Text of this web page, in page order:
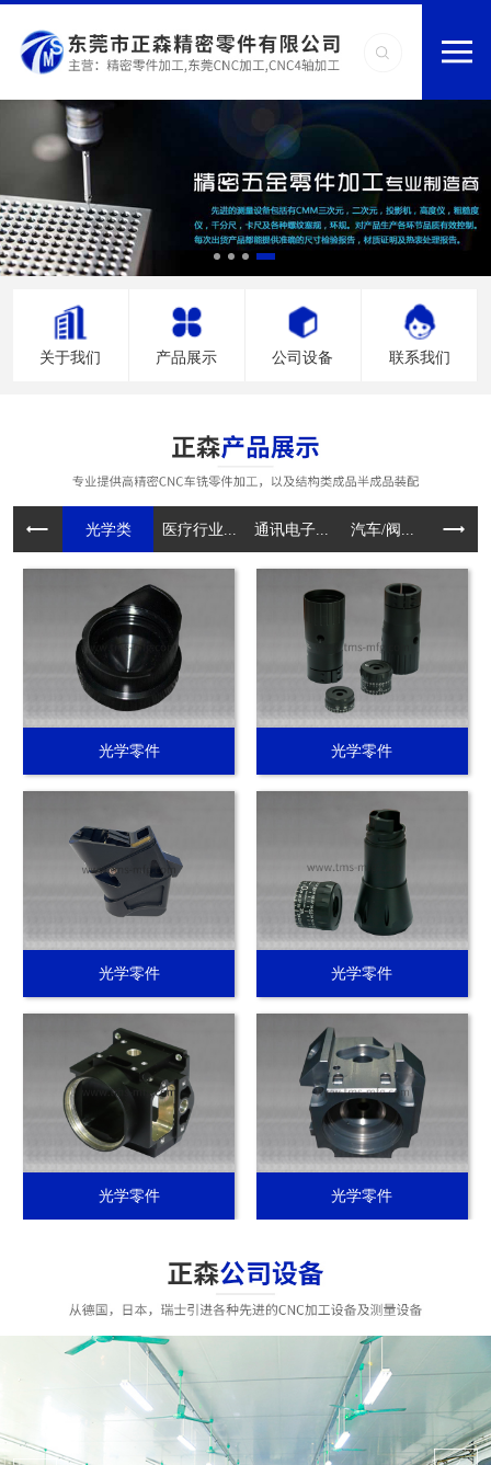
关于我们 产品展示 公司设备 联系我们
光学类 医疗行业... 通讯电子... 汽车/阀... 电动工
光学零件 光学零件
光学零件 光学零件
光学零件 光学零件